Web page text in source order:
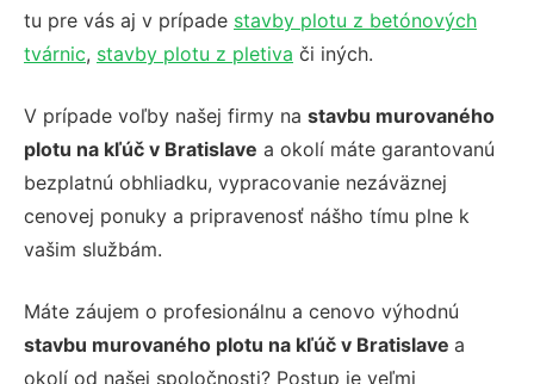
tu pre vás aj v prípade stavby plotu z betónových
tvárnic, stavby plotu z pletiva či iných.
V prípade voľby našej firmy na stavbu murovaného
plotu na kľúč v Bratislave a okolí máte garantovanú
bezplatnú obhliadku, vypracovanie nezáväznej
cenovej ponuky a pripravenosť nášho tímu plne k
vašim službám.
Máte záujem o profesionálnu a cenovo výhodnú
stavbu murovaného plotu na kľúč v Bratislave a
okolí od našej spoločnosti? Postup je veľmi